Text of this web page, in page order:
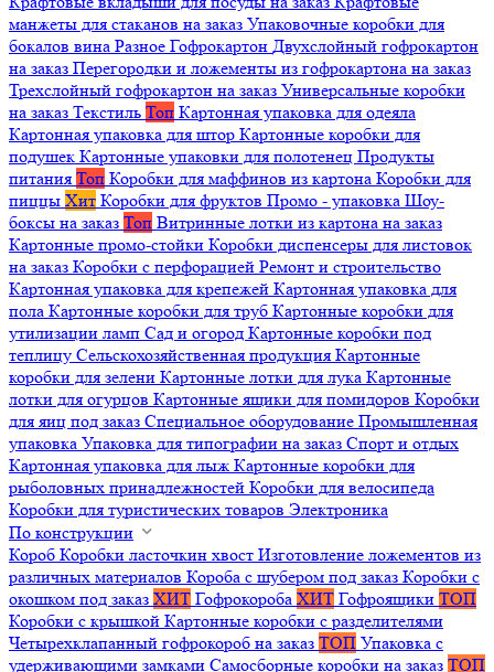
манжеты для стаканов на заказ Упаковочные коробки для
бокалов вина Разное Гофрокартон Двухслойный гофрокартон
на заказ Перегородки и ложементы из гофрокартона на заказ
Трехслойный гофрокартон на заказ Универсальные коробки
на заказ Текстиль Топ Картонная упаковка для одеяла
Картонная упаковка для штор Картонные коробки для
подушек Картонные упаковки для полотенец Продукты
питания Топ Коробки для маффинов из картона Коробки для
пиццы Хит Коробки для фруктов Промо - упаковка Шоу-
боксы на заказ Топ Витринные лотки из картона на заказ
Картонные промо-стойки Коробки диспенсеры для листовок
на заказ Коробки с перфорацией Ремонт и строительство
Картонная упаковка для крепежей Картонная упаковка для
пола Картонные коробки для труб Картонные коробки для
утилизации ламп Сад и огород Картонные коробки под
теплицу Сельскохозяйственная продукция Картонные
коробки для зелени Картонные лотки для лука Картонные
лотки для огурцов Картонные ящики для помидоров Коробки
для яиц под заказ Специальное оборудование Промышленная
упаковка Упаковка для типографии на заказ Спорт и отдых
Картонная упаковка для лыж Картонные коробки для
рыболовных принадлежностей Коробки для велосипеда
Коробки для туристических товаров Электроника
По конструкции
Короб Коробки ласточкин хвост Изготовление ложементов из
различных материалов Короба с шубером под заказ Коробки с
окошком под заказ ХИТ Гофрокороба ХИТ Гофроящики ТОП
Коробки с крышкой Картонные коробки с разделителями
Четырехклапанный гофрокороб на заказ ТОП Упаковка с
удерживающими замками Самосборные коробки на заказ ТОП